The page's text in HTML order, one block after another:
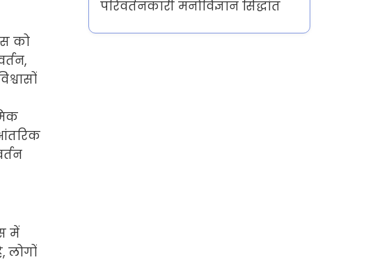
को
में
लोगों
परिवर्तनकारी मनोविज्ञान सिद्धांत